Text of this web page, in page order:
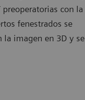
con la
fenestrados se
la imagen en 3D y se